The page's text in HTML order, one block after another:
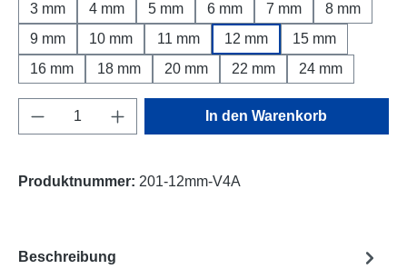
3 mm 4 mm 5 mm 6 mm 7 mm
8 mm
9 mm
10 mm 11 mm 12 mm
15 mm
16 mm
18 mm 20 mm 22 mm 24 mm
Produkt Anzahl: Gib den gewünschten
In den Warenkorb
Produktnummer: 201-12mm-V4A
Beschreibung